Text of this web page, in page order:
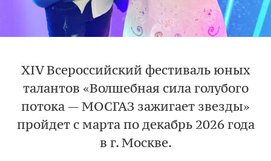
XIV Всероссийский фестиваль юных
талантов «Волшебная сила голубого
потока — МОСГАЗ зажигает звезды»
пройдет с марта по декабрь 2026 года
в г. Москве.